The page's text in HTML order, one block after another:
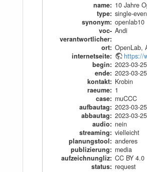
name: 10 Jahre
type: single-
synonym: openlab10
voc-
verantwortlicher:
Andi
ort: OpenLab,
internetseite:
https://
begin: 2023-03-
ende: 2023-03-
kontakt: Krobin
raeume: 1
case: muCCC
aufbautag: 2023-03-25
abbautag: 2023-03-25
audio: nein
streaming: vielleicht
planungstool: anderes
publizierung: media
aufzeichnungliz: CC BY 4.0
status: request